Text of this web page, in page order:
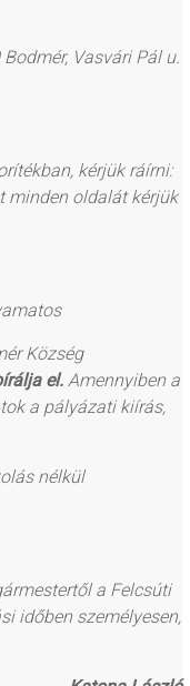
Vasvári Pál u.
kérjük ráírni:
minden oldalát kérjük
Község
el. Amennyiben a
a pályázati kiírás,
nélkül
a Felcsúti
időben személyesen,